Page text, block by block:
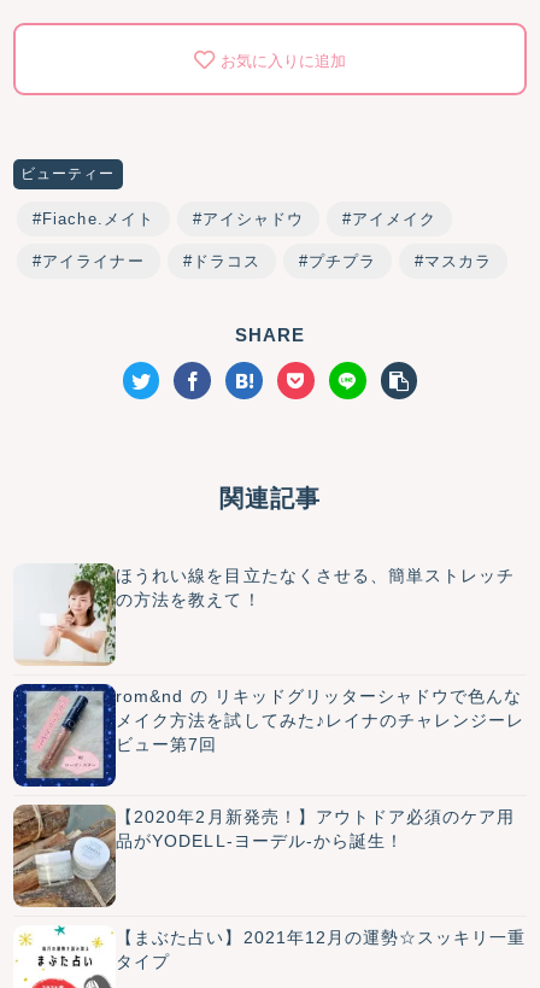
お気に入りに追加
ビューティー
Fiache.メイト アイシャドウ アイメイク
アイライナー ドラコス プチプラ マスカラ
SHARE
関連記事
ほうれい線を目立たなくさせる、簡単ストレッチ
の方法を教えて！
rom&nd の リキッドグリッターシャドウで色んな
メイク方法を試してみた♪レイナのチャレンジーレ
ビュー第7回
【2020年2月新発売！】アウトドア必須のケア用
品がYODELL-ヨーデル-から誕生！
【まぶた占い】2021年12月の運勢☆スッキリ一重
タイプ